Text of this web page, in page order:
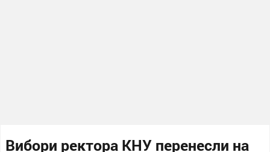
Вибори ректора КНУ перенесли на